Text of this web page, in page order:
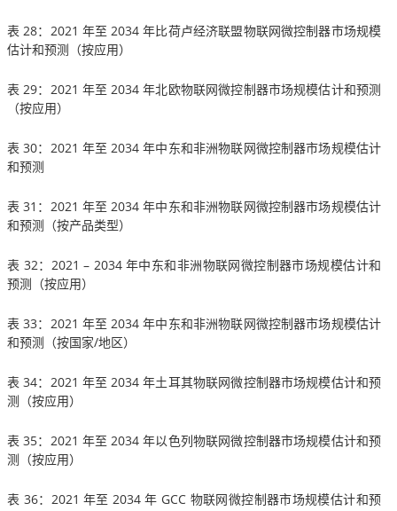
表 28：2021 年至 2034 年比荷卢经济联盟物联网微控制器市场规模
估计和预测（按应用）
表 29：2021 年至 2034 年北欧物联网微控制器市场规模估计和预测
（按应用）
表 30：2021 年至 2034 年中东和非洲物联网微控制器市场规模估计
和预测
表 31：2021 年至 2034 年中东和非洲物联网微控制器市场规模估计
和预测（按产品类型）
表 32：2021 – 2034 年中东和非洲物联网微控制器市场规模估计和
预测（按应用）
表 33：2021 年至 2034 年中东和非洲物联网微控制器市场规模估计
和预测（按国家/地区）
表 34：2021 年至 2034 年土耳其物联网微控制器市场规模估计和预
测（按应用）
表 35：2021 年至 2034 年以色列物联网微控制器市场规模估计和预
测（按应用）
表 36：2021 年至 2034 年 GCC 物联网微控制器市场规模估计和预